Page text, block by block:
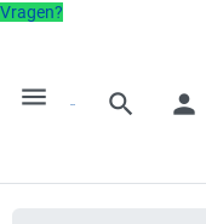
Vragen?
menu search person